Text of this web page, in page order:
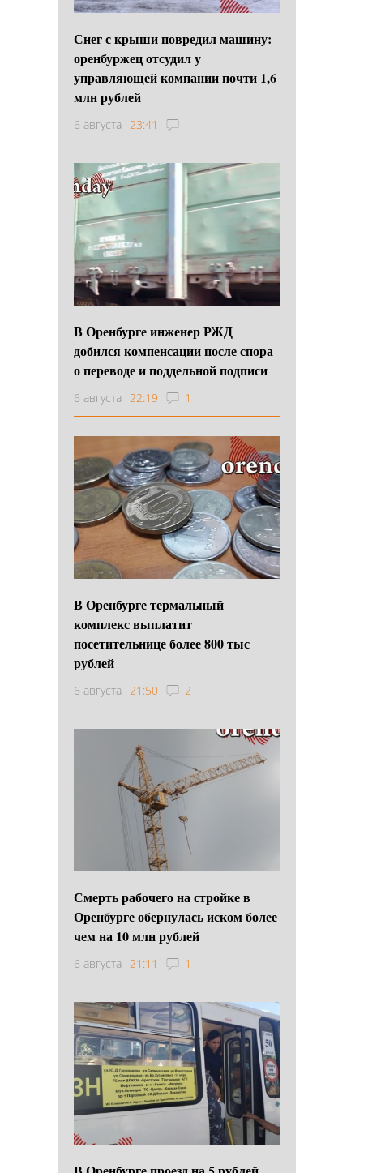
Снег с крыши повредил машину:
оренбуржец отсудил у
управляющей компании почти 1,6
млн рублей
6 августа 23:41
В Оренбурге инженер РЖД
добился компенсации после спора
о переводе и поддельной подписи
6 августа 22:19 1
В Оренбурге термальный
комплекс выплатит
посетительнице более 800 тыс
рублей
6 августа 21:50 2
Смерть рабочего на стройке в
Оренбурге обернулась иском более
чем на 10 млн рублей
6 августа 21:11 1